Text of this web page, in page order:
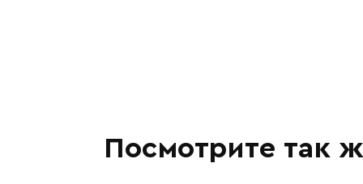
Посмотрите так